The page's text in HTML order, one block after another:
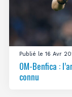
Publié le 16 Avr
OM-Benfica :
connu